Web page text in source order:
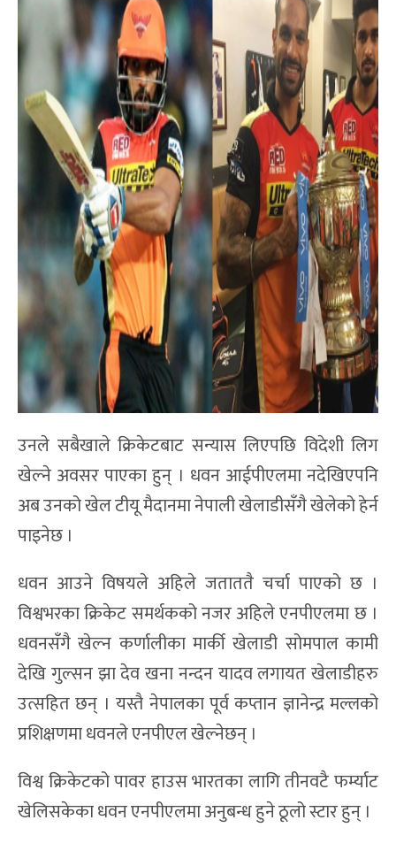
उनले सबैखाले क्रिकेटबाट सन्यास लिएपछि विदेशी लिग
खेल्ने अवसर पाएका हुन् । धवन आईपीएलमा नदेखिएपनि
अब उनको खेल टीयू मैदानमा नेपाली खेलाडीसँगै खेलेको हेर्न
पाइनेछ ।
धवन आउने विषयले अहिले जताततै चर्चा पाएको छ ।
विश्वभरका क्रिकेट समर्थकको नजर अहिले एनपीएलमा छ ।
धवनसँगै खेल्न कर्णालीका मार्की खेलाडी सोमपाल कामी
देखि गुल्सन झा देव खना नन्दन यादव लगायत खेलाडीहरु
उत्सहित छन् । यस्तै नेपालका पूर्व कप्तान ज्ञानेन्द्र मल्लको
प्रशिक्षणमा धवनले एनपीएल खेल्नेछन् ।
विश्व क्रिकेटको पावर हाउस भारतका लागि तीनवटै फर्म्याट
खेलिसकेका धवन एनपीएलमा अनुबन्ध हुने ठूलो स्टार हुन् ।